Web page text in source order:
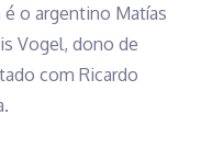
o argentino Matías
Vogel, dono de
com Ricardo